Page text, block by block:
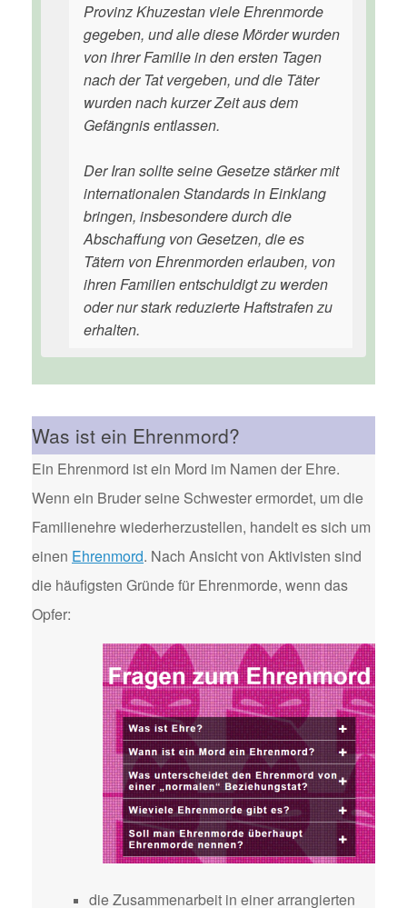
Provinz Khuzestan viele Ehrenmorde
gegeben, und alle diese Mörder wurden
von ihrer Familie in den ersten Tagen
nach der Tat vergeben, und die Täter
wurden nach kurzer Zeit aus dem
Gefängnis entlassen.
Der Iran sollte seine Gesetze stärker mit
internationalen Standards in Einklang
bringen, insbesondere durch die
Abschaffung von Gesetzen, die es
Tätern von Ehrenmorden erlauben, von
ihren Familien entschuldigt zu werden
oder nur stark reduzierte Haftstrafen zu
erhalten.
Was ist ein Ehrenmord?
Ein Ehrenmord ist ein Mord im Namen der Ehre.
Wenn ein Bruder seine Schwester ermordet, um die
Familienehre wiederherzustellen, handelt es sich um
einen Ehrenmord. Nach Ansicht von Aktivisten sind
die häufigsten Gründe für Ehrenmorde, wenn das
Opfer:
die Zusammenarbeit in einer arrangierten